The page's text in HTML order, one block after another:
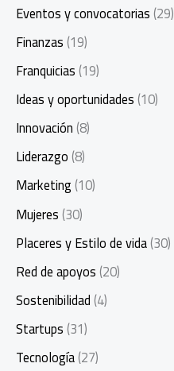
Eventos y convocatorias(29)
Finanzas(19)
Franquicias(19)
Ideas y oportunidades(10)
Innovación(8)
Liderazgo(8)
Marketing(10)
Mujeres(30)
Placeres y Estilo de vida(30)
Red de apoyos(20)
Sostenibilidad(4)
Startups(31)
Tecnología(27)